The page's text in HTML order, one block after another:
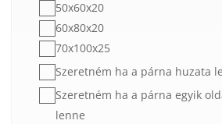
50x60x20
60x80x20
70x100x25
Szeretném ha a párna huzata
Szeretném ha a párna egyik
lenne